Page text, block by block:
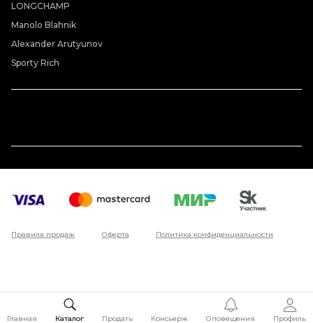
LONGCHAMP
Manolo Blahnik
Alexander Arutyunov
Sporty Rich
Правила продаж Оферта Политика конфиденциальности
Главная Каталог Продать Консьерж Оповещения Профиль